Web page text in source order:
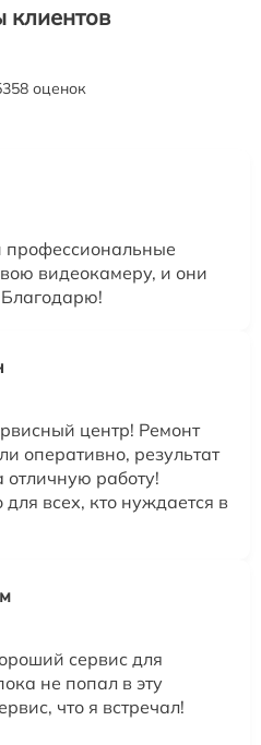
клиентов
оценок
профессиональные
видеокамеру, и они
центр! Ремонт
оперативно, результат
отличную работу!
всех, кто нуждается в
сервис для
не попал в эту
что я встречал!